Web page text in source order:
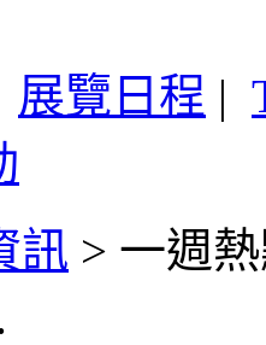
展覽日程 |
訊 > 一週